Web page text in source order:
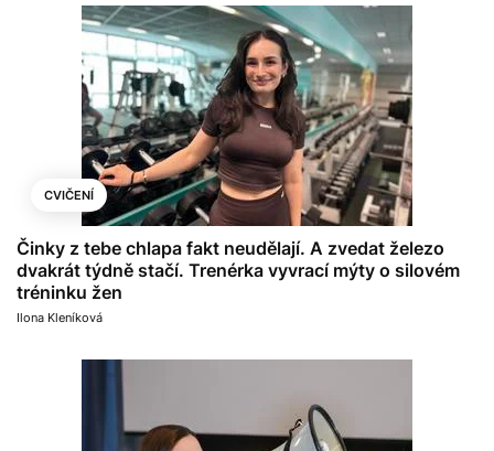
CVIČENÍ
Činky z tebe chlapa fakt neudělají. A zvedat železo
dvakrát týdně stačí. Trenérka vyvrací mýty o silovém
tréninku žen
Ilona Kleníková